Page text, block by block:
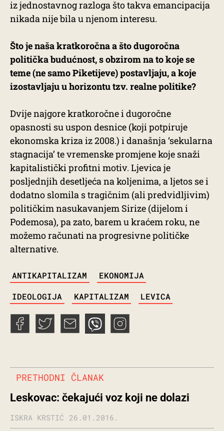
iz jednostavnog razloga što takva emancipacija
nikada nije bila u njenom interesu.
Što je naša kratkoročna a što dugoročna
politička budućnost, s obzirom na to koje se
teme (ne samo Piketijeve) postavljaju, a koje
izostavljaju u horizontu tzv. realne politike?
Dvije najgore kratkoročne i dugoročne
opasnosti su uspon desnice (koji potpiruje
ekonomska kriza iz 2008.) i današnja ‘sekularna
stagnacija’ te vremenske promjene koje snaži
kapitalistički profitni motiv. Ljevica je
posljednjih desetljeća na koljenima, a ljetos se i
dodatno slomila s tragičnim (ali predvidljivim)
političkim nasukavanjem Sirize (dijelom i
Podemosa), pa zato, barem u kraćem roku, ne
možemo računati na progresivne političke
alternative.
ANTIKAPITALIZAM EKONOMIJA
IDEOLOGIJA KAPITALIZAM LEVICA
PRETHODNI ČLANAK
Leskovac: čekajući voz koji ne dolazi
ISKRA KRSTIĆ 26.01.2016.